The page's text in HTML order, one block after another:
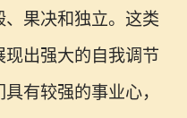
果决和独立。这类
出强大的自我调节
有较强的事业心，